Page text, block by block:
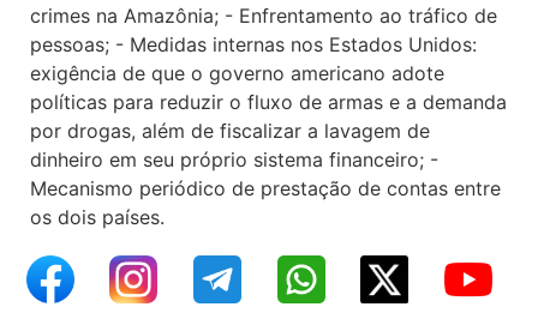
crimes na Amazônia; - Enfrentamento ao tráfico de
pessoas; - Medidas internas nos Estados Unidos:
exigência de que o governo americano adote
políticas para reduzir o fluxo de armas e a demanda
por drogas, além de fiscalizar a lavagem de
dinheiro em seu próprio sistema financeiro; -
Mecanismo periódico de prestação de contas entre
os dois países.